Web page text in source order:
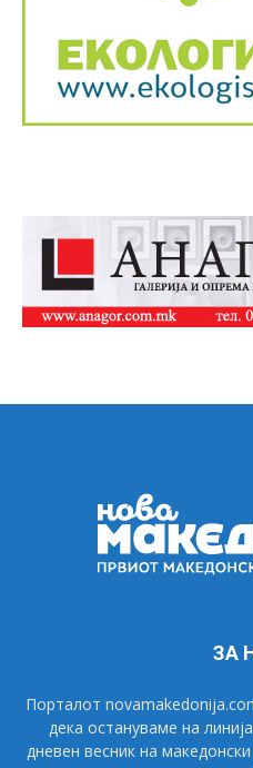
ЗА
Порталот
дека остануваме на
дневен весник на